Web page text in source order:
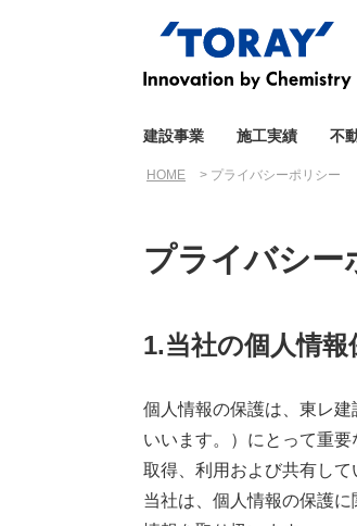
建設事業 施工実績 不
HOME プライバシーポリシー
プライバシー
1.当社の個人情
個人情報の保護は、東レ
いいます。）にとって重
取得、利用および共有して
当社は、個人情報の保護